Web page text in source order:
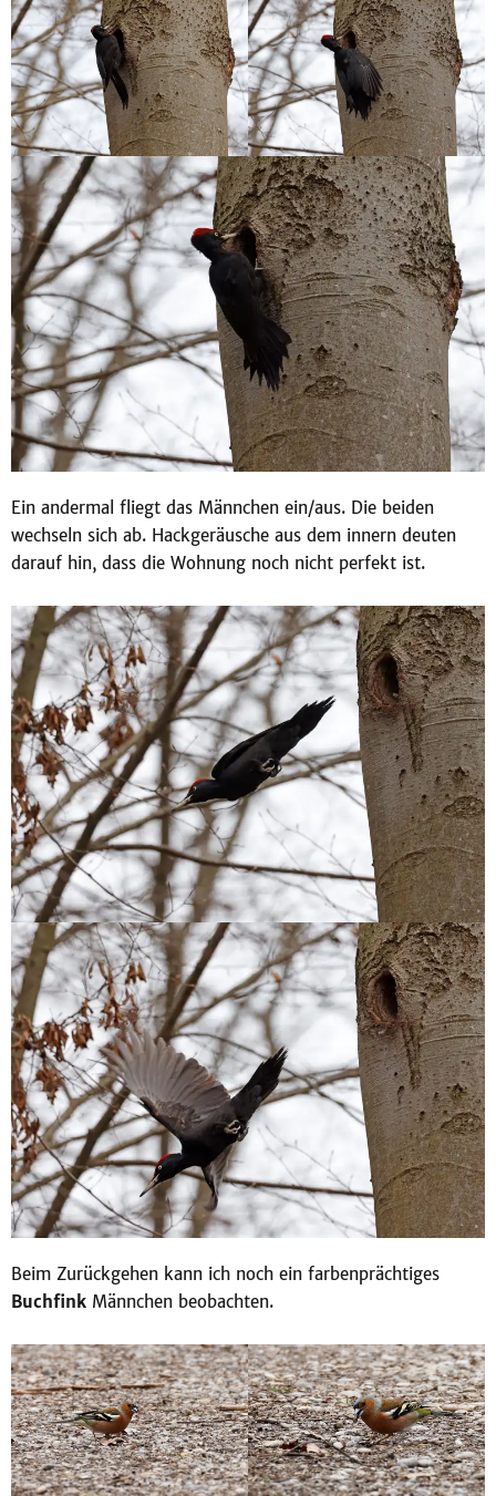
Ein andermal fliegt das Männchen ein/aus. Die beiden
wechseln sich ab. Hackgeräusche aus dem innern deuten
darauf hin, dass die Wohnung noch nicht perfekt ist.
Beim Zurückgehen kann ich noch ein farbenprächtiges
Buchfink Männchen beobachten.